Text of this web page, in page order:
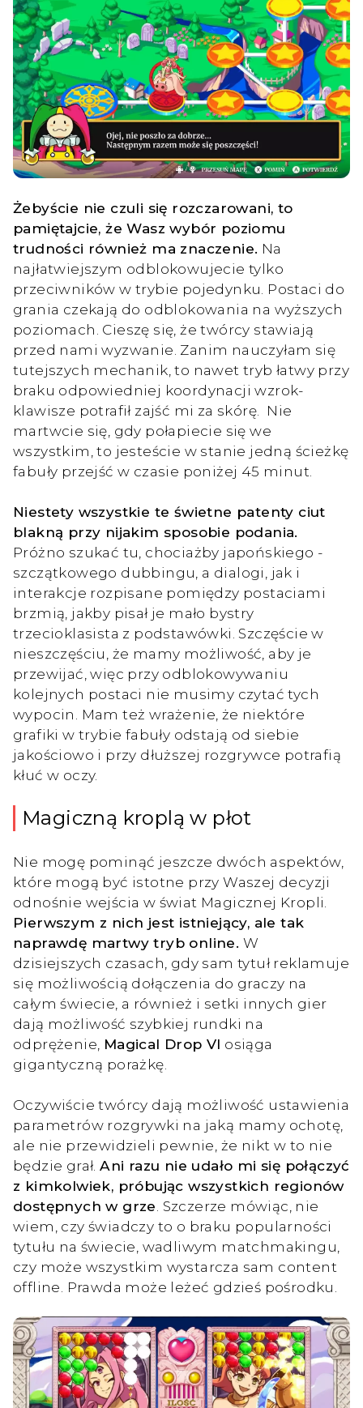
Żebyście nie czuli się rozczarowani, to
pamiętajcie, że Wasz wybór poziomu
trudności również ma znaczenie. Na
najłatwiejszym odblokowujecie tylko
przeciwników w trybie pojedynku. Postaci do
grania czekają do odblokowania na wyższych
poziomach. Cieszę się, że twórcy stawiają
przed nami wyzwanie. Zanim nauczyłam się
tutejszych mechanik, to nawet tryb łatwy przy
braku odpowiedniej koordynacji wzrok-
klawisze potrafił zajść mi za skórę. Nie
martwcie się, gdy połapiecie się we
wszystkim, to jesteście w stanie jedną ścieżkę
fabuły przejść w czasie poniżej 45 minut.
Niestety wszystkie te świetne patenty ciut
blakną przy nijakim sposobie podania.
Próżno szukać tu, chociażby japońskiego -
szczątkowego dubbingu, a dialogi, jak i
interakcje rozpisane pomiędzy postaciami
brzmią, jakby pisał je mało bystry
trzecioklasista z podstawówki. Szczęście w
nieszczęściu, że mamy możliwość, aby je
przewijać, więc przy odblokowywaniu
kolejnych postaci nie musimy czytać tych
wypocin. Mam też wrażenie, że niektóre
grafiki w trybie fabuły odstają od siebie
jakościowo i przy dłuższej rozgrywce potrafią
kłuć w oczy.
Magiczną kroplą w płot
Nie mogę pominąć jeszcze dwóch aspektów,
które mogą być istotne przy Waszej decyzji
odnośnie wejścia w świat Magicznej Kropli.
Pierwszym z nich jest istniejący, ale tak
naprawdę martwy tryb online. W
dzisiejszych czasach, gdy sam tytuł reklamuje
się możliwością dołączenia do graczy na
całym świecie, a również i setki innych gier
dają możliwość szybkiej rundki na
odprężenie, Magical Drop VI osiąga
gigantyczną porażkę.
Oczywiście twórcy dają możliwość ustawienia
parametrów rozgrywki na jaką mamy ochotę,
ale nie przewidzieli pewnie, że nikt w to nie
będzie grał.Ani razu nie udało mi się połączyć
z kimkolwiek, próbując wszystkich regionów
dostępnych w grze . Szczerze mówiąc, nie
wiem, czy świadczy to o braku popularności
tytułu na świecie, wadliwym matchmakingu,
czy może wszystkim wystarcza sam content
offline. Prawda może leżeć gdzieś pośrodku.